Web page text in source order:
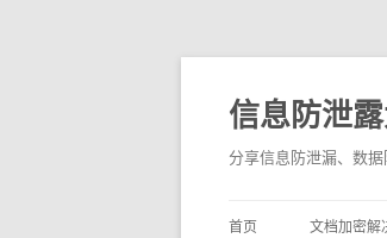
信息防泄
分享信息防泄漏、数
首页 文档加密解